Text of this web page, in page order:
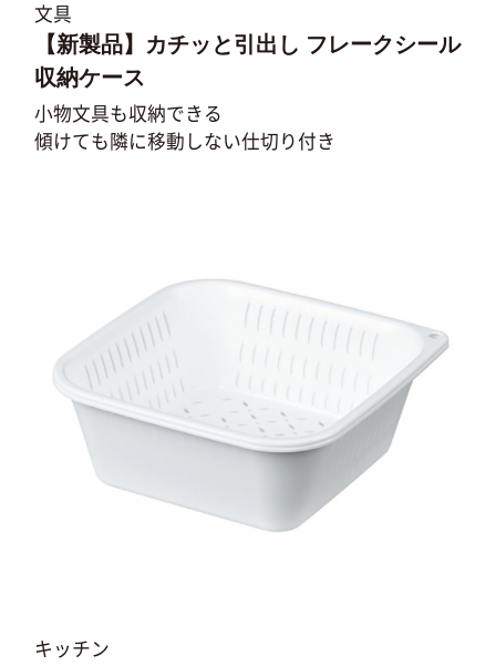
文具
【新製品】カチッと引出し フレークシール
収納ケース
小物文具も収納できる
傾けても隣に移動しない仕切り付き
キッチン